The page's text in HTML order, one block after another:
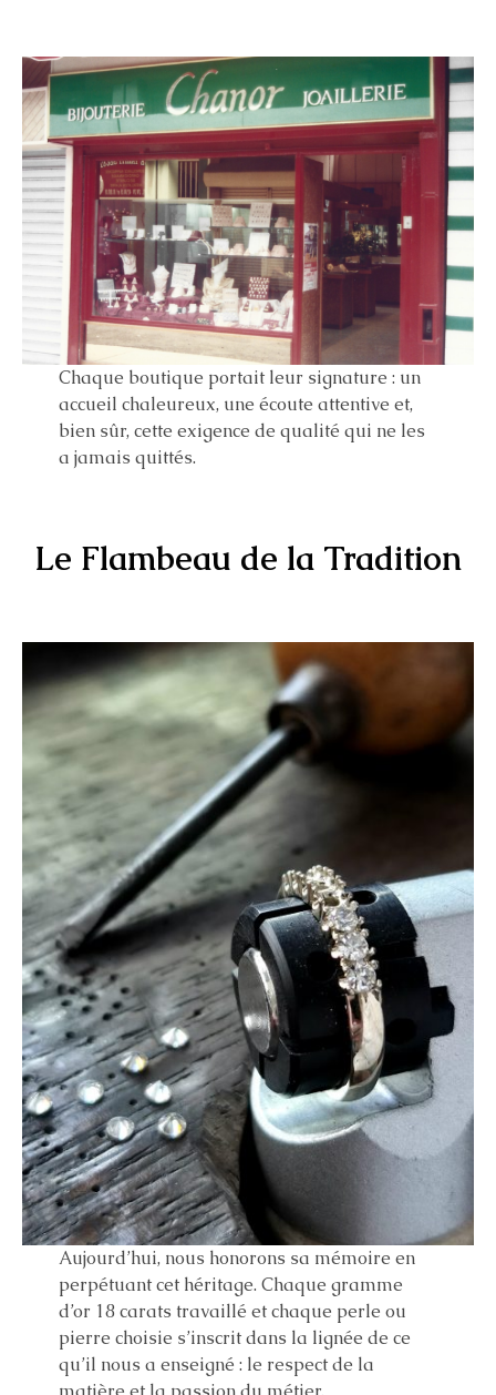
Chaque boutique portait leur signature : un
accueil chaleureux, une écoute attentive et,
bien sûr, cette exigence de qualité qui ne les
a jamais quittés.
Le Flambeau de la Tradition
Aujourd’hui, nous honorons sa mémoire en
perpétuant cet héritage. Chaque gramme
d’or 18 carats travaillé et chaque perle ou
pierre choisie s’inscrit dans la lignée de ce
qu’il nous a enseigné : le respect de la